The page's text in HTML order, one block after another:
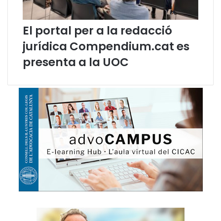
o
g
i
a
:
s
o
l
t
e
u
-
n
e
e
l
p
El portal per a la redacció
jurídica Compendium.cat es
presenta a la UOC